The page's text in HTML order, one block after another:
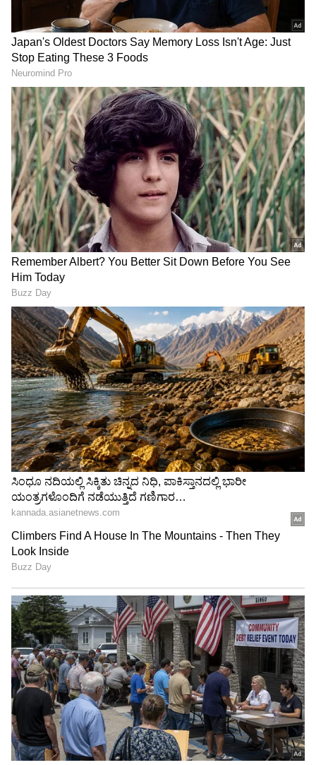
Related Articles
'ಅಮ್ಮ' ಸಂಗೀತಾಗೆ ಬಿಗ್ ಗಿಫ್ಟ್ ಕೊಟ್ಟು ನೆಟ್ಟಿಗರ
ಮೆಚ್ಚುಗೆ ಪಡೆದ ದಳಪತಿ ವಿಜಯ್ ಮಕ್ಕಳು!
Dileep Raj: 'ಅವನೇ ನಮ್ಮ ತಂಡದಲ್ಲಿ ಮೊದಲು
ಹೀರೋ ಆಗಿದ್ದು'.. ಓಲ್ಡನ್ ಡೇಸ್ ನೆನೆದ 'ಗೋಲ್ಡನ್‌
ಸ್ಟಾರ್‌ʼಗಣೇಶ್‌
3
7
Image Credit :Instagram
ತ್ರಿಶಾ ಜೊತೆ ಹಸೆಮಣೆ?
ಕಳೆದ ಕೆಲವು ತಿಂಗಳುಗಳಿಂದ ವಿಜಯ್ ಮತ್ತು ಅವರ ಪತ್ನಿ
ಸಂಗೀತ ನಡುವಿನ ವಿಚ್ಛೇದನದ ವದಂತಿಗಳು ಕಾಲಿವುಡ್
ಅಂಗಳದಲ್ಲಿ ಹರಿದಾಡುತ್ತಿವೆ. ವಿಜಯ್ ಅವರು ತ್ರಿಶಾಗಾಗಿ
ಪತ್ನಿಗೆ ಡಿವೋರ್ಸ್ ನೀಡಲಿದ್ದಾರೆ ಎಂಬ ಮಾತುಗಳು ಕೂಡ
ಕೇಳಿಬಂದಿದ್ದವು. ವಿಜಯ್ ಸಿಎಂ ಆಗಿ ಪ್ರಮಾಣವಚನ